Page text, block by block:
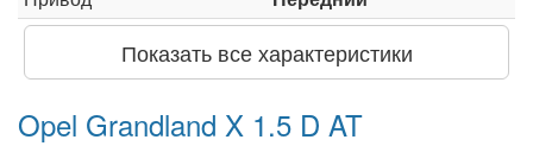
Показать все характеристики
Opel Grandland X 1.5 D AT